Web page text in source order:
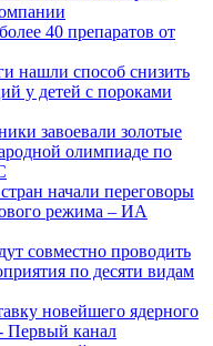
40 препаратов от
нашли способ снизить
у детей с пороками
завоевали золотые
олимпиаде по
начали переговоры
режима – ИА
совместно проводить
по десяти видам
новейшего ядерного
Первый канал